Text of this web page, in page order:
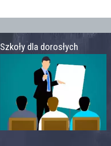
Szkoły dla dorosłych